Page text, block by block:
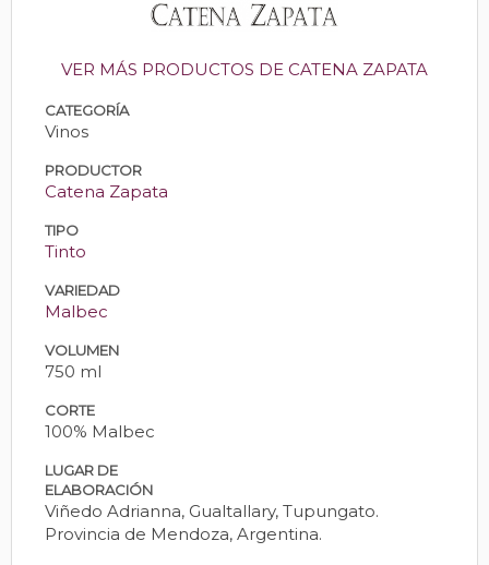
VER MÁS PRODUCTOS DE CATENA ZAPATA
CATEGORÍA
Vinos
PRODUCTOR
Catena Zapata
TIPO
Tinto
VARIEDAD
Malbec
VOLUMEN
750 ml
CORTE
100% Malbec
LUGAR DE
ELABORACIÓN
Viñedo Adrianna, Gualtallary, Tupungato.
Provincia de Mendoza, Argentina.